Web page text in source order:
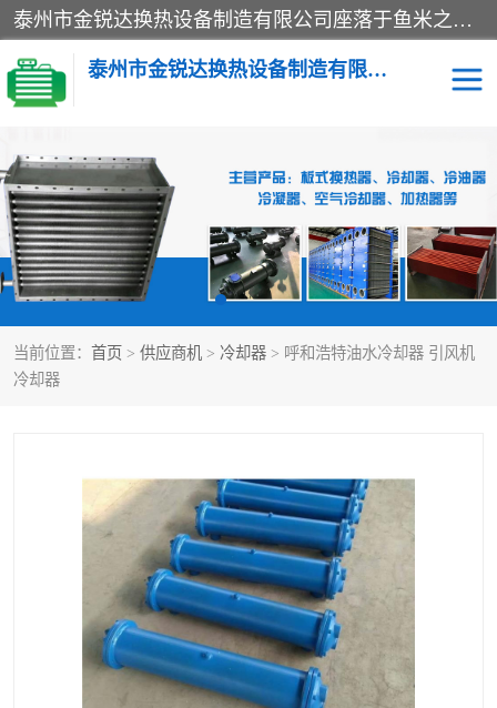
泰州市金锐达换热设备制造有限公司座落于鱼米之乡、祥泰之州一江苏泰州。是一家多年从事换热设备研究、设计、制造、销售、服务于一体的生产企业。
泰州市金锐达换热设备制造有限公司
当前位置： 首页 > 供应商机 > 冷却器 > 呼和浩特油水冷却器 引风机
冷却器
冷却器 换热器
散热器 预热器
热交换器